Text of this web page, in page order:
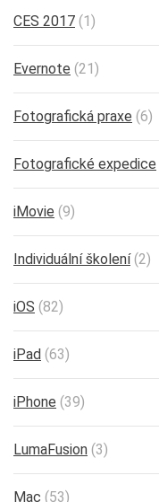
CES 2017 (1)
Evernote (21)
Fotografická praxe (6)
Fotografické expedice
iMovie (9)
Individuální školení(2)
iOS (82)
iPad (63)
iPhone (39)
LumaFusion (3)
Mac (53)